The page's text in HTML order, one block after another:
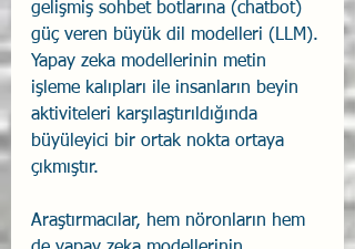
gelişmiş sohbet botlarına (chatbot)
güç veren büyük dil modelleri (LLM).
Yapay zeka modellerinin metin
işleme kalıpları ile insanların beyin
aktiviteleri karşılaştırıldığında
büyüleyici bir ortak nokta ortaya
çıkmıştır.
Araştırmacılar, hem nöronların hem